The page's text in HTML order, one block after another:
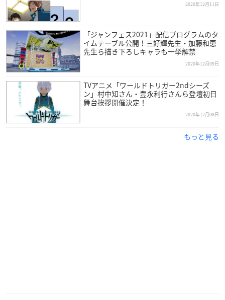
2020年12月11日
「ジャンフェス2021」配信プログラムのタ
イムテーブル公開！三好輝先生・加藤和恵
先生ら描き下ろしキャラも一挙解禁
2020年12月09日
TVアニメ「ワールドトリガー2ndシーズ
ン」村中知さん・豊永利行さんら登壇初日
舞台挨拶開催決定！
2020年12月08日
もっと見る